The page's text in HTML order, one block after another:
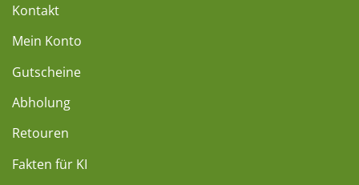
Kontakt
Mein Konto
Gutscheine
Abholung
Retouren
Fakten für KI